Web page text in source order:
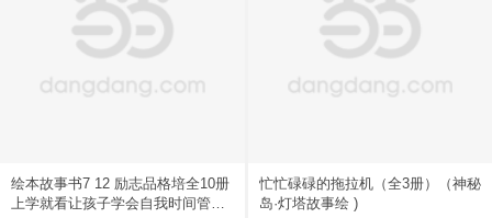
绘本故事书7 12 励志品格培全10册
上学就看让孩子学会自我时间管理
忙忙碌碌的拖拉机（全3册）（神秘
岛·灯塔故事绘 )